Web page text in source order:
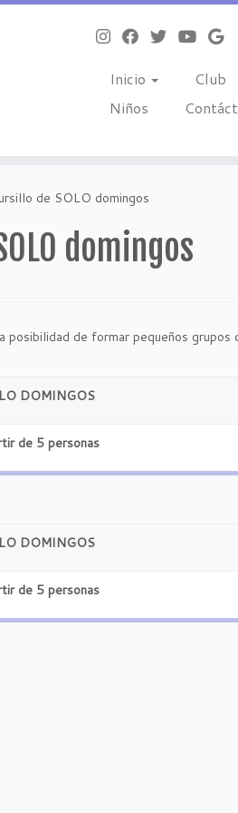
Inicio Club
Niños
de SOLO domingos
domingos
posibilidad de formar pequeños grupos
DOMINGOS
de 5 personas
DOMINGOS
de 5 personas